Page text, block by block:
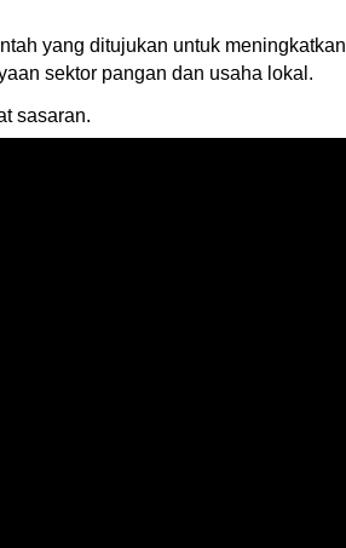
yang ditujukan untuk meningkatkan
sektor pangan dan usaha lokal.
sasaran.